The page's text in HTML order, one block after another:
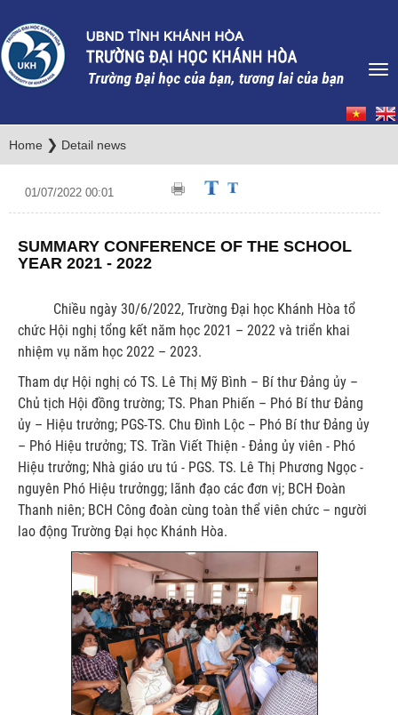
Home ❯ Detail news
01/07/2022 00:01
SUMMARY CONFERENCE OF THE SCHOOL
YEAR 2021 - 2022
Chiều ngày 30/6/2022, Trường Đại học Khánh Hòa tổ
chức Hội nghị tổng kết năm học 2021 – 2022 và triển khai
nhiệm vụ năm học 2022 – 2023.
Tham dự Hội nghị có TS. Lê Thị Mỹ Bình – Bí thư Đảng ủy –
Chủ tịch Hội đồng trường; TS. Phan Phiến – Phó Bí thư Đảng
ủy – Hiệu trưởng; PGS-TS. Chu Đình Lộc – Phó Bí thư Đảng ủy
– Phó Hiệu trưởng; TS. Trần Viết Thiện - Đảng ủy viên - Phó
Hiệu trưởng; Nhà giáo ưu tú - PGS. TS. Lê Thị Phương Ngọc -
nguyên Phó Hiệu trưởngg; lãnh đạo các đơn vị; BCH Đoàn
Thanh niên; BCH Công đoàn cùng toàn thể viên chức – người
lao động Trường Đại học Khánh Hòa.